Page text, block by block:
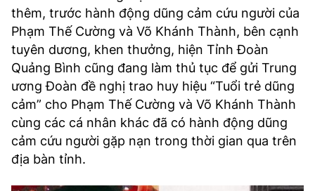
thêm, trước hành động dũng cảm cứu người của
Phạm Thế Cường và Võ Khánh Thành, bên cạnh
tuyên dương, khen thưởng, hiện Tỉnh Đoàn
Quảng Bình cũng đang làm thủ tục để gửi Trung
ương Đoàn đề nghị trao huy hiệu “Tuổi trẻ dũng
cảm” cho Phạm Thế Cường và Võ Khánh Thành
cùng các cá nhân khác đã có hành động dũng
cảm cứu người gặp nạn trong thời gian qua trên
địa bàn tỉnh.